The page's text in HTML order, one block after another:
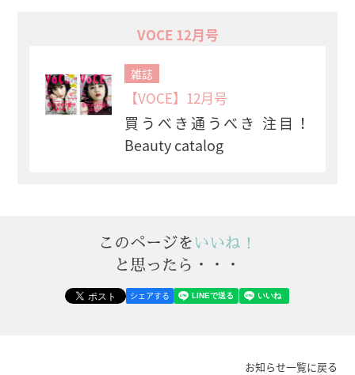
VOCE 12月号
雑誌
【VOCE】12月号
買うべき通うべき 注目！
Beauty catalog
このページをいいね！
と思ったら・・・
シェアする
お知らせ一覧に戻る